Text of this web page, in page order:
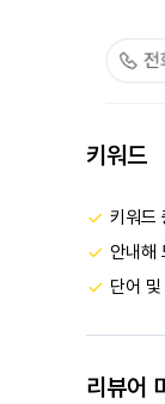
키워드
키워드
안내해
단어
리뷰어